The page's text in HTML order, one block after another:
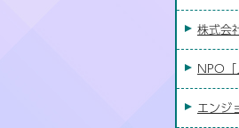
株式会
NPO「
エンジ